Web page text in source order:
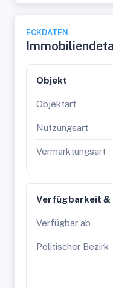
ECKDATEN
Objekt
Objektart
Nutzungsart
Vermarktungsart
Verfügbarkeit &
Verfügbar ab
Politischer Bezirk